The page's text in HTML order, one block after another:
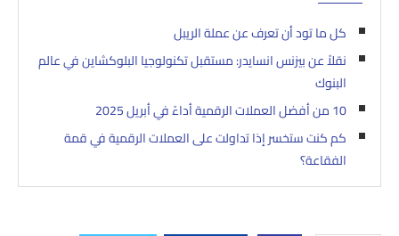
كل ما تود أن تعرف عن عملة الريبل
نقلاً عن بيزنس انسايدر: مستقبل تكنولوجيا البلوكشاين في عالم
البنوك
10 من أفضل العملات الرقمية أداءً في أبريل 2025
كم كنت ستخسر إذا تداولت على العملات الرقمية في قمة
الفقاعة؟